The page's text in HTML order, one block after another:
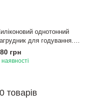
однотонний
для годування.
«Перший прикорм»,
грн
наявності
товарів